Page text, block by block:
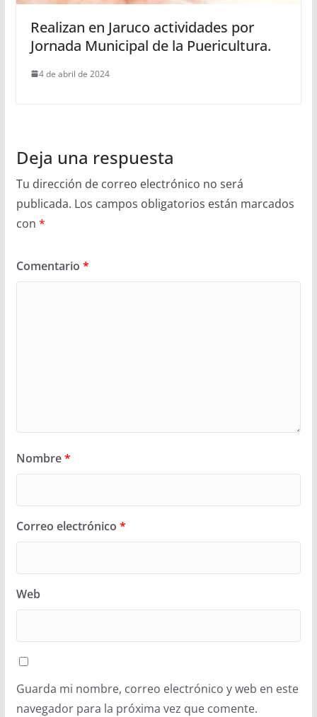
Realizan en Jaruco actividades por
Jornada Municipal de la Puericultura.
4 de abril de 2024
Deja una respuesta
Tu dirección de correo electrónico no será
publicada. Los campos obligatorios están marcados
con *
Comentario *
Nombre*
Correo electrónico *
Web
Guarda mi nombre, correo electrónico y web en este
navegador para la próxima vez que comente.